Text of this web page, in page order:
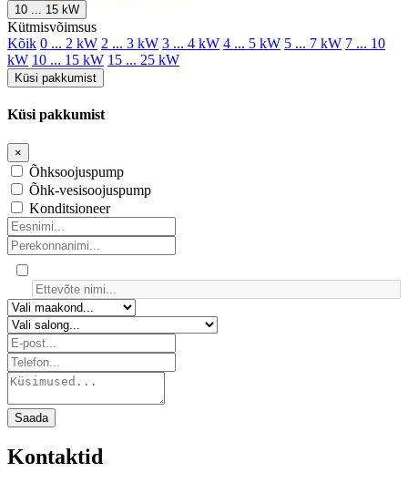
10 ... 15 kW
Kütmisvõimsus
Kõik 0 ... 2 kW 2 ... 3 kW 3 ... 4 kW 4 ... 5 kW 5 ... 7 kW 7 ... 10
kW 10 ... 15 kW 15 ... 25 kW
Küsi pakkumist
Küsi pakkumist
×
Õhksoojuspump
Õhk-vesisoojuspump
Konditsioneer
Saada
Kontaktid